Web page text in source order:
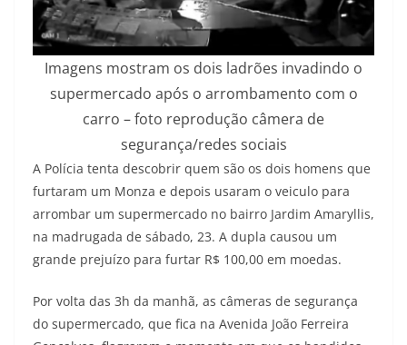
Imagens mostram os dois ladrões invadindo o
supermercado após o arrombamento com o
carro – foto reprodução câmera de
segurança/redes sociais
A Polícia tenta descobrir quem são os dois homens que
furtaram um Monza e depois usaram o veiculo para
arrombar um supermercado no bairro Jardim Amaryllis,
na madrugada de sábado, 23. A dupla causou um
grande prejuízo para furtar R$ 100,00 em moedas.
Por volta das 3h da manhã, as câmeras de segurança
do supermercado, que fica na Avenida João Ferreira